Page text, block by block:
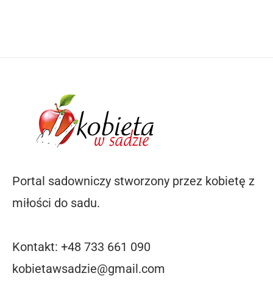
Portal sadowniczy stworzony przez kobietę z
miłości do sadu.
Kontakt: +48 733 661 090
kobietawsadzie@gmail.com